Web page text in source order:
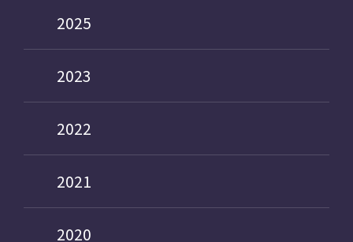
2025
2023
2022
2021
2020